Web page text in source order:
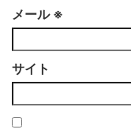
メール ※
サイト